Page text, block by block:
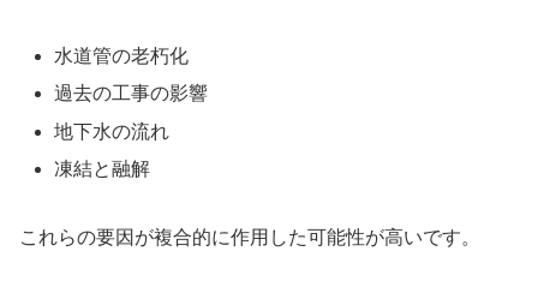
水道管の老朽化
過去の工事の影響
地下水の流れ
凍結と融解
これらの要因が複合的に作用した可能性が高いです。